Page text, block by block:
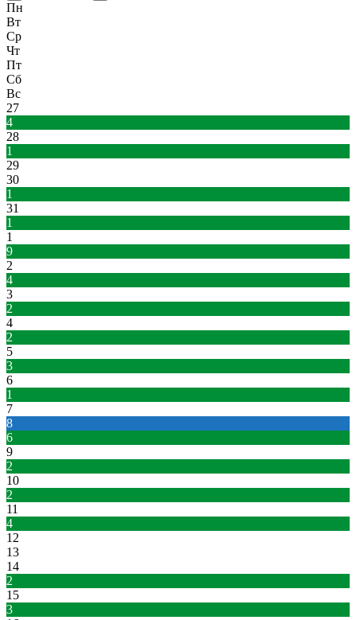
Пн
Вт
Ср
Чт
Пт
Сб
Вс
27
4
28
1
29
30
1
31
1
1
9
2
4
3
2
4
2
5
3
6
1
7
8
6
9
2
10
2
11
4
12
13
14
2
15
3